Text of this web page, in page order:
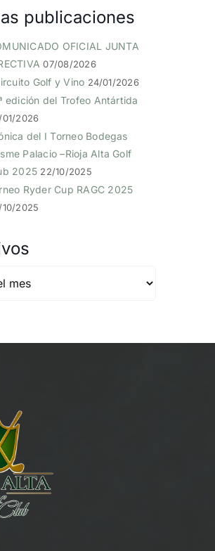
publicaciones
OFICIAL JUNTA
07/08/2026
Golf y Vino 24/01/2026
edición del Trofeo Antártida
01/2026
del I Torneo Bodegas
Palacio –Rioja Alta Golf
2025 22/10/2025
Ryder Cup RAGC 2025
10/2025